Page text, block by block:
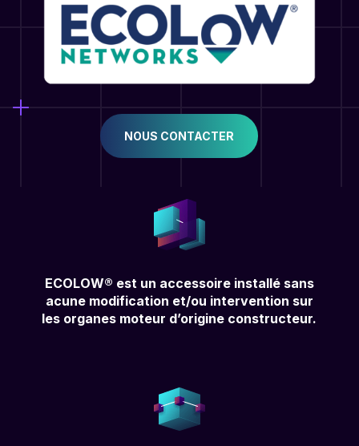
NOUS CONTACTER
ECOLOW® est un accessoire installé sans
acune modification et/ou intervention sur
les organes moteur d’origine constructeur.